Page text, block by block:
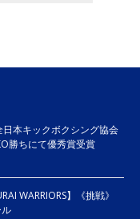
本キックボクシング協会
勝ちにて優秀賞受賞
WARRIORS】《挑戦》